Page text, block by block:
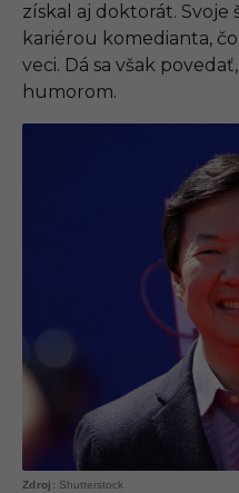
získal aj doktorát. Svoje
kariérou komedianta,
veci. Dá sa však
humorom.
Shutterstock